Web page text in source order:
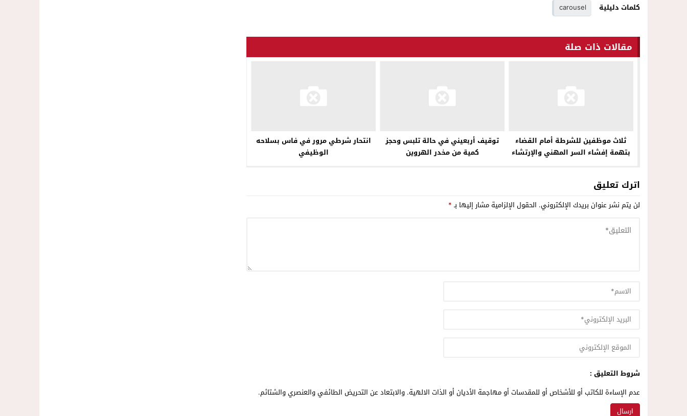
كلمات دليلية
carousel
مقالات ذات صلة
ثلاث موظفين للشرطة أمام القضاء
بتهمة إفشاء السر المهني والإرتشاء
توقيف أربعيني في حالة تلبس وحجز
كمية من مخدر الهروين
انتحار شرطي مرور في فاس بسلاحه
الوظيفي
اترك تعليق
لن يتم نشر عنوان بريدك الإلكتروني. الحقول الإلزامية مشار إليها بـ*
شروط التعليق :
عدم الإساءة للكاتب أو للأشخاص أو للمقدسات أو مهاجمة الأديان أو الذات الالهية. والابتعاد عن التحريض الطائفي والعنصري والشتائم.